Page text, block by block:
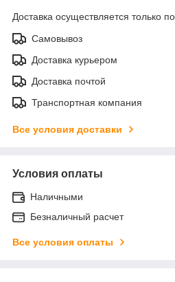
Доставка осуществляется только
Самовывоз
Доставка курьером
Доставка почтой
Транспортная компания
Все условия доставки
Условия оплаты
Наличными
Безналичный расчет
Все условия оплаты